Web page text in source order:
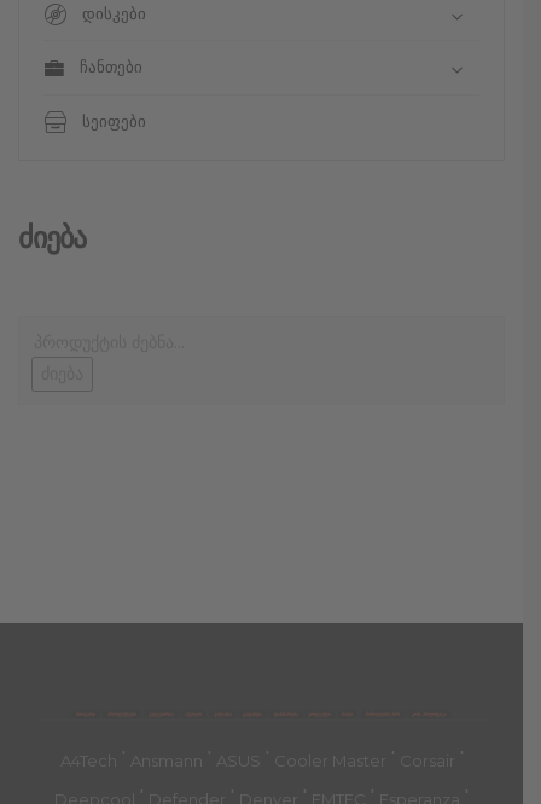
დისკები
ჩანთები
სეიფები
Ძიება
მთავარი კალათა
A4Tech ' Ansmann ' ASUS ' Cooler Master ' Corsair '
Deepcool Defender Denver EMTEC Esperanza